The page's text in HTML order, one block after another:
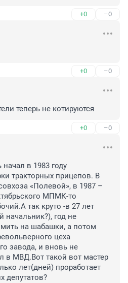
+0 –0
+0 –0
теперь не котируются
+0 –0
в 1983 году
тракторных прицепов. В
«Полевой», в 1987 –
МПМК-то
так круто -в 27 лет
начальник?), год не
на шабашки, а потом
цеха
завода, и вновь не
в МВД.Вот такой вот мастер
лет(дней) проработает
депутатов?